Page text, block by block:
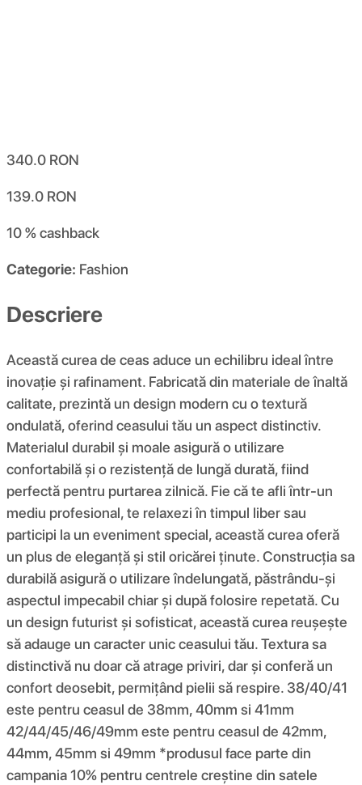
340.0 RON
139.0 RON
10 %cashback
Categorie: Fashion
Descriere
Această curea de ceas aduce un echilibru ideal între
inovație și rafinament. Fabricată din materiale de înaltă
calitate, prezintă un design modern cu o textură
ondulată, oferind ceasului tău un aspect distinctiv.
Materialul durabil și moale asigură o utilizare
confortabilă și o rezistență de lungă durată, fiind
perfectă pentru purtarea zilnică. Fie că te afli într-un
mediu profesional, te relaxezi în timpul liber sau
participi la un eveniment special, această curea oferă
un plus de eleganță și stil oricărei ținute. Construcția sa
durabilă asigură o utilizare îndelungată, păstrându-și
aspectul impecabil chiar și după folosire repetată. Cu
un design futurist și sofisticat, această curea reușește
să adauge un caracter unic ceasului tău. Textura sa
distinctivă nu doar că atrage priviri, dar și conferă un
confort deosebit, permițând pielii să respire. 38/40/41
este pentru ceasul de 38mm, 40mm si 41mm
42/44/45/46/49mm este pentru ceasul de 42mm,
44mm, 45mm si 49mm *produsul face parte din
campania 10% pentru centrele creștine din satele